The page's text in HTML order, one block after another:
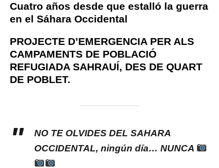
Cuatro años desde que estalló la guerra
en el Sáhara Occidental
PROJECTE D’EMERGENCIA PER ALS
CAMPAMENTS DE POBLACIÓ
REFUGIADA SAHRAUÍ, DES DE QUART
DE POBLET.
NO TE OLVIDES DEL SAHARA
OCCIDENTAL, ningún día… NUNCA